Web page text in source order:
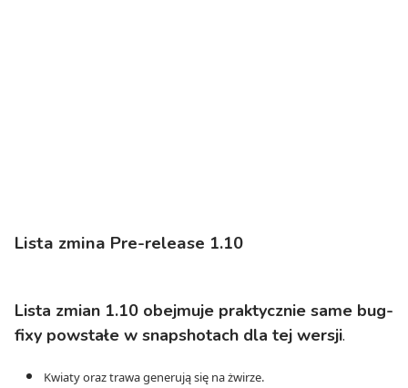
Lista zmina Pre-release 1.10
Lista zmian 1.10 obejmuje praktycznie same bug-
fixy powstałe w snapshotach dla tej wersji.
Kwiaty oraz trawa generują się na żwirze.